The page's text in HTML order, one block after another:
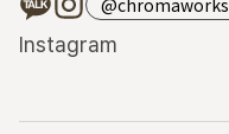
Instagram